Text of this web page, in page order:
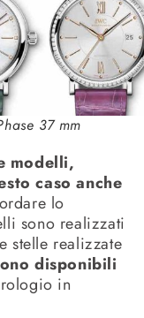
37 mm
modelli,
caso anche
lo
sono realizzati
stelle realizzate
disponibili
in